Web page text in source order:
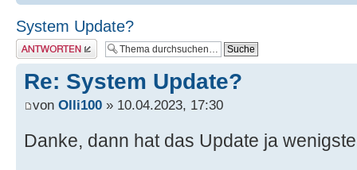
System Update?
Antwort schreiben
Re: System Update?
von Olli100 » 10.04.2023, 17:30
Danke, dann hat das Update ja